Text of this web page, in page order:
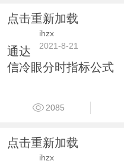
点击重新加载
ihzx
2021-8-21
通达
信冷眼分时指标公式
2085
点击重新加载
ihzx